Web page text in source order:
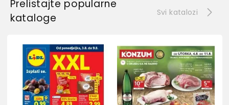
Prelistajte popularne
kataloge
Svi katalozi